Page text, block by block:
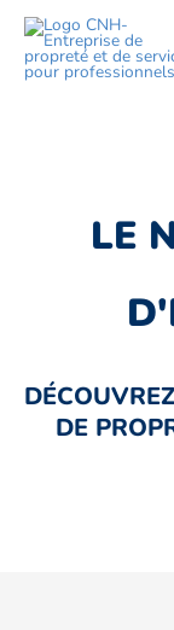
Aller
contenu
LE
DE